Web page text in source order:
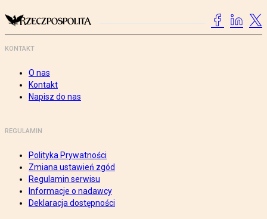
KONTAKT
O nas
Kontakt
Napisz do nas
REGULAMIN
Polityka Prywatności
Zmiana ustawień zgód
Regulamin serwisu
Informacje o nadawcy
Deklaracja dostępności